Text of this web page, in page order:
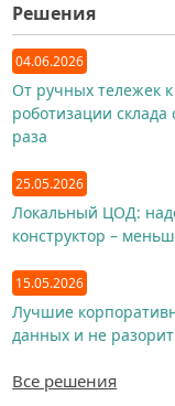
Решения
04.06.2026
От ручных тележек
роботизации
раза
25.05.2026
Локальный ЦОД:
конструктор –
15.05.2026
Лучшие
данных и не
Все решения